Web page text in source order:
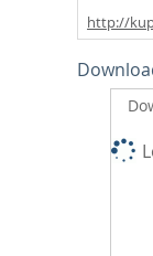
http://